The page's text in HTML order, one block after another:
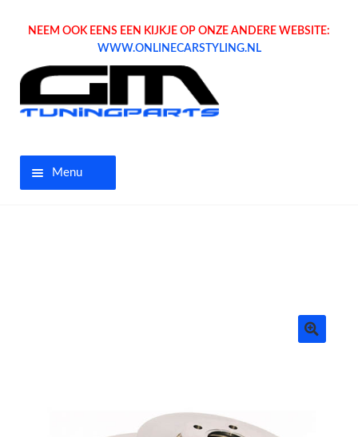
NEEM OOK EENS EEN KIJKJE OP ONZE ANDERE WEBSITE:
WWW.ONLINECARSTYLING.NL
Menu